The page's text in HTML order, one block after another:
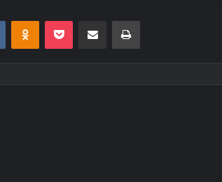
VKontakteOdnoklassniki
Pocket E-Posta ile paylaş Yazdır